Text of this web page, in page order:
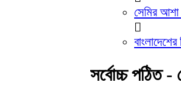
সেমির আশা
সর্বোচ্চ পঠিত -